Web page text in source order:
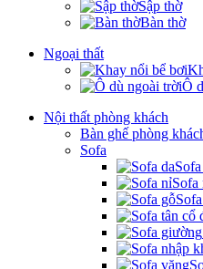
Sập thờ
Bàn thờ
Ngoại thất
Ô
Nội thất phòng khách
Bàn ghế phòng
Sofa
Sofa